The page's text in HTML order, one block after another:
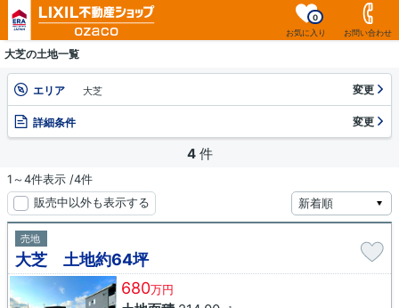
お気に入り
0
お問い合わせ
大芝の土地一覧
エリア 大芝 変更
詳細条件 変更
4 件
1～4件表示 /4件
販売中以外も表示する
売地
大芝 土地約64坪
680万円